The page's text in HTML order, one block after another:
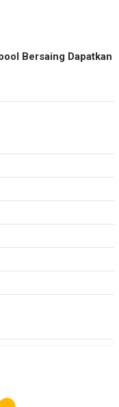
Bersaing Dapatkan